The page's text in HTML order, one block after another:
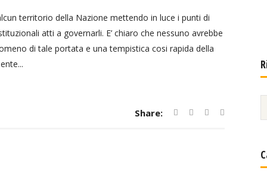
territorio della Nazione mettendo in luce i punti di
atti a governarli. E’ chiaro che nessuno avrebbe
di tale portata e una tempistica cosi rapida della
Share: